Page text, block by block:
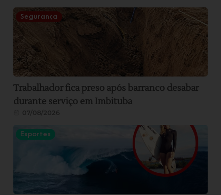
Segurança
Trabalhador fica preso após barranco desabar
durante serviço em Imbituba
07/08/2026
Esportes